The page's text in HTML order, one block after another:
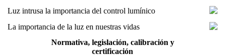
Luz intrusa la importancia del control lumínico
La importancia de la luz en nuestras vidas
Normativa, legislación, calibración y
certificación